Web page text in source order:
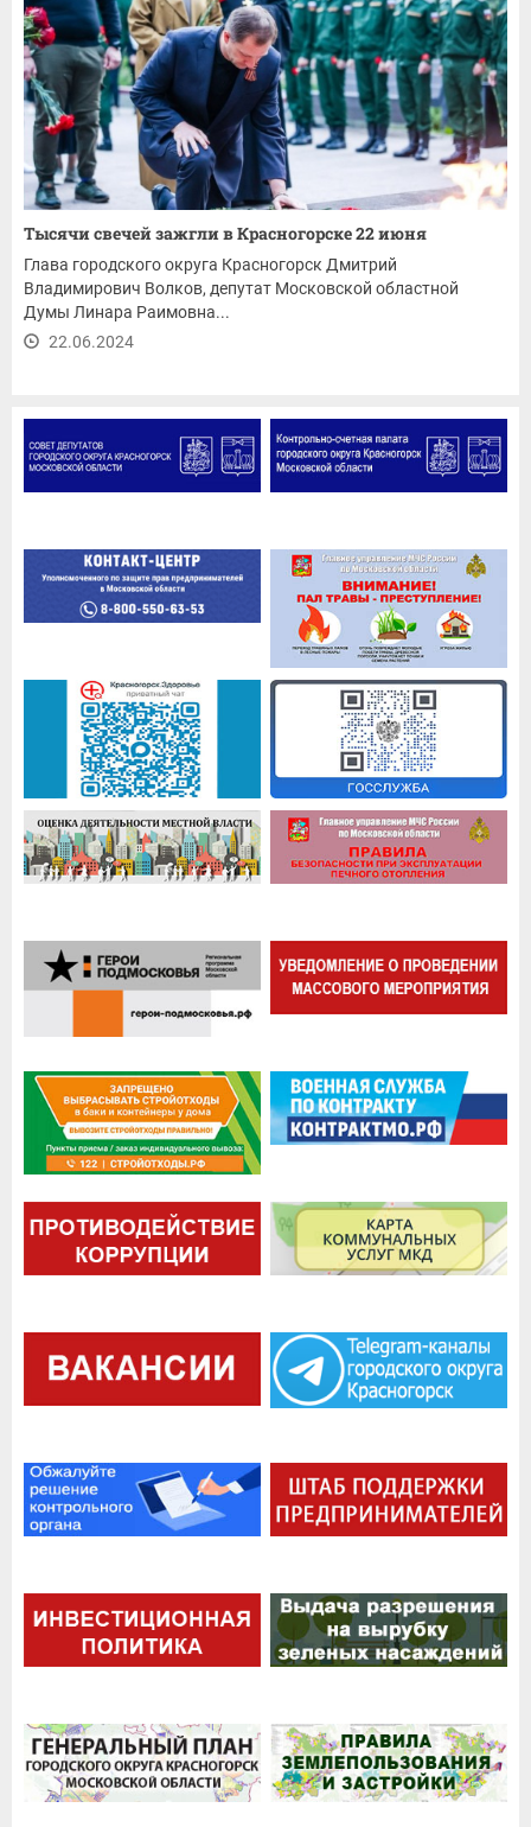
Тысячи свечей зажгли в Красногорске 22 июня
Глава городского округа Красногорск Дмитрий
Владимирович Волков, депутат Московской областной
Думы Линара Раимовна...
22.06.2024